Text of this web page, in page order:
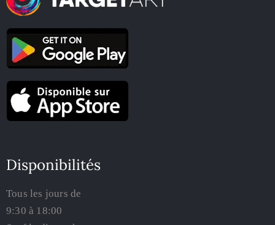
Disponibilités
Tous les jours de
9:30 à 18:00